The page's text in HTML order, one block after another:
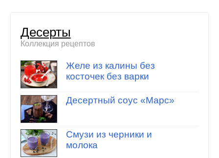
Десерты
Коллекция рецептов
Желе из калины без
косточек без варки
Десертный соус «Марс»
Смузи из черники и
молока